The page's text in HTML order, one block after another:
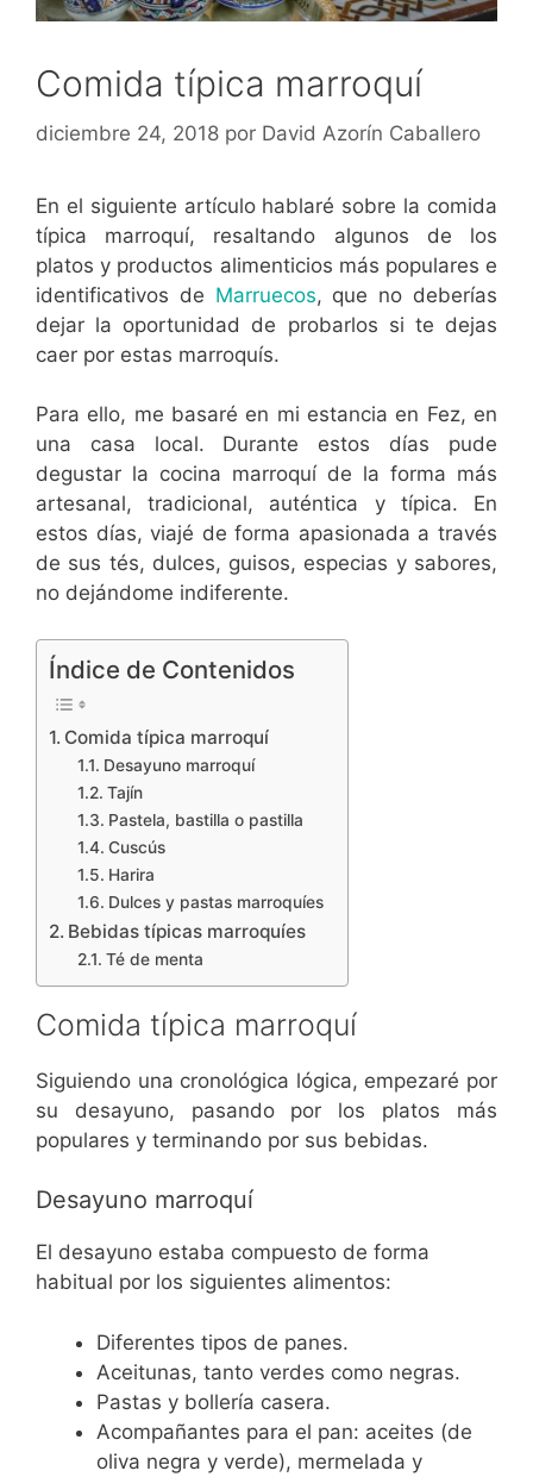
Comida típica marroquí
diciembre 24, 2018 por David Azorín Caballero
En el siguiente artículo hablaré sobre la comida
típica marroquí, resaltando algunos de los
platos y productos alimenticios más populares e
identificativos de Marruecos, que no deberías
dejar la oportunidad de probarlos si te dejas
caer por estas marroquís.
Para ello, me basaré en mi estancia en Fez, en
una casa local. Durante estos días pude
degustar la cocina marroquí de la forma más
artesanal, tradicional, auténtica y típica. En
estos días, viajé de forma apasionada a través
de sus tés, dulces, guisos, especias y sabores,
no dejándome indiferente.
Índice de Contenidos
Comida típica marroquí
Desayuno marroquí
Tajín
Pastela, bastilla o pastilla
Cuscús
Harira
Dulces y pastas marroquíes
Bebidas típicas marroquíes
Té de menta
Comida típica marroquí
Siguiendo una cronológica lógica, empezaré por
su desayuno, pasando por los platos más
populares y terminando por sus bebidas.
Desayuno marroquí
El desayuno estaba compuesto de forma
habitual por los siguientes alimentos:
Diferentes tipos de panes.
Aceitunas, tanto verdes como negras.
Pastas y bollería casera.
Acompañantes para el pan: aceites (de
oliva negra y verde), mermelada y